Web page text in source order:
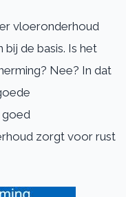
vloeronderhoud
bij de basis. Is het
Nee? In dat
goed
zorgt voor rust